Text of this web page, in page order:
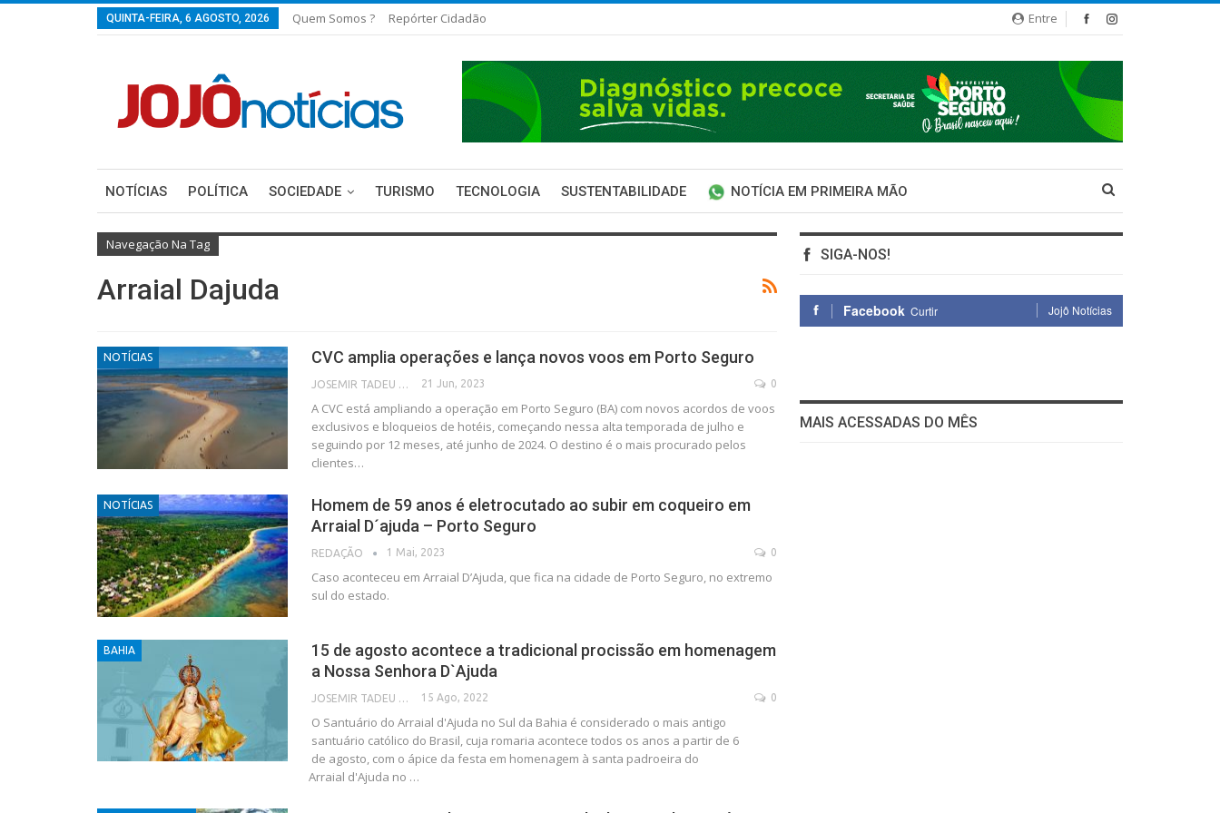
Entre
QUINTA-FEIRA, 6 AGOSTO, 2026 Quem Somos ? Repórter Cidadão
NOTÍCIAS POLÍTICA SOCIEDADE TURISMO TECNOLOGIA SUSTENTABILIDADE NOTÍCIA EM PRIMEIRA MÃO
Navegação Na Tag
Arraial Dajuda
NOTÍCIAS CVC amplia operações e lança novos voos em Porto Seguro
JOSEMIR TADEU FONSECA 21 Jun, 2023 0
A CVC está ampliando a operação em Porto Seguro (BA) com novos acordos de voos
exclusivos e bloqueios de hotéis, começando nessa alta temporada de julho e
seguindo por 12 meses, até junho de 2024. O destino é o mais procurado pelos
clientes…
NOTÍCIAS
Homem de 59 anos é eletrocutado ao subir em coqueiro em
Arraial D´ajuda – Porto Seguro
REDAÇÃO 1 Mai, 2023 0
Caso aconteceu em Arraial D’Ajuda, que fica na cidade de Porto Seguro, no extremo
sul do estado.
BAHIA
15 de agosto acontece a tradicional procissão em homenagem
a Nossa Senhora D`Ajuda
JOSEMIR TADEU FONSECA 15 Ago, 2022 0
O Santuário do Arraial d'Ajuda no Sul da Bahia é considerado o mais antigo
santuário católico do Brasil, cuja romaria acontece todos os anos a partir de 6
de agosto, com o ápice da festa em homenagem à santa padroeira do
Arraial d'Ajuda no …
SIGA-NOS!
Facebook Curtir Jojô Notícias
MAIS ACESSADAS DO MÊS